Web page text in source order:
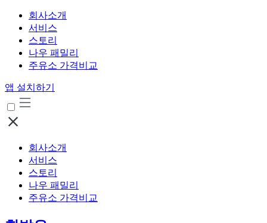
회사소개
서비스
스토리
나우 패밀리
주유소 가격비교
앱 설치하기
회사소개
서비스
스토리
나우 패밀리
주유소 가격비교